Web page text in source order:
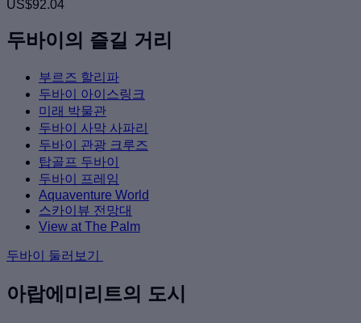
US$92.04
두바이의 즐길 거리
부르즈 할리파
두바이 아이스링크
미래 박물관
두바이 사막 사파리
두바이 관광 크루즈
탑골프 두바이
두바이 프레임
Aquaventure World
스카이뷰 전망대
View at The Palm
두바이 둘러보기
아랍에미리트의 도시